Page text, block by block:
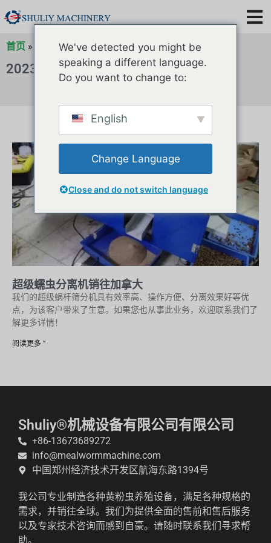
首页 » »归档»归档
2023 年 8 月 8 日
超级蠕虫分离机销往加拿大
我们的超级蜗杆筛分机具有效率高、操作方便、分离效果好等优
点，为该客户带来了生意。如果您也从事此业务，欢迎联系我们了
解更多详情！
阅读更多 ”
Shuliy®机械设备有限公司有限公司
+86-13673689272
info@mealwormmachine.com
中国郑州经济技术开发区航海东路1394号
我公司专业制造各种黄粉虫养殖设备，满足各种规格的
需求，并销往全球。我们为提供全面的售前和售后服务
以及专家技术咨询而感到自豪。请随时联系我们寻求帮
助。
We've detected you might be
speaking a different language.
Do you want to change to:
English
Change Language
Close and do not switch language